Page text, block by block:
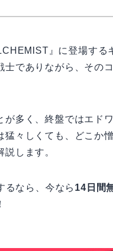
』に登場する
士でありながら、その
多く、終盤ではエド
々しくても、どこか
します。
るなら、今なら 14日間